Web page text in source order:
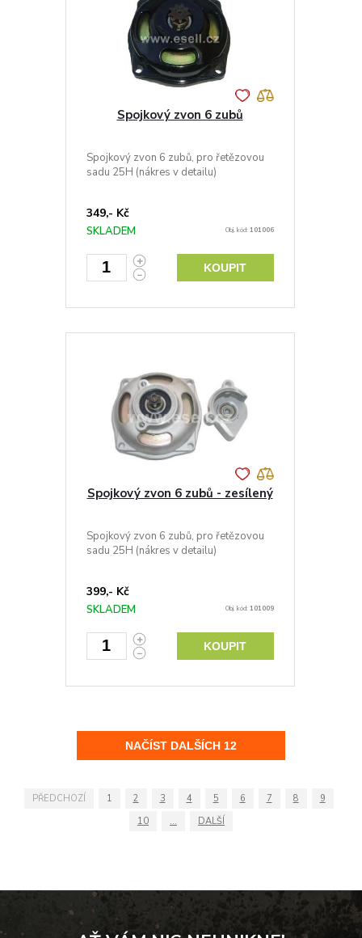
Spojkový zvon 6 zubů
Spojkový zvon 6 zubů, pro řetězovou
sadu 25H (nákres v detailu)
349,- Kč
SKLADEM Obj. kód:101006
KOUPIT
Spojkový zvon 6 zubů - zesílený
Spojkový zvon 6 zubů, pro řetězovou
sadu 25H (nákres v detailu)
399,- Kč
SKLADEM Obj. kód:101009
KOUPIT
PŘEDCHOZÍ 1 2 3 4 5 6 7 8
9
10
... DALŠÍ